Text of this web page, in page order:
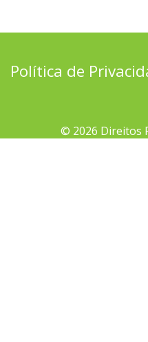
Política de
© 2026 Direitos